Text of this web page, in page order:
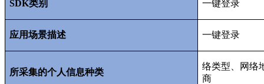
SDK类别 一键登录
应用场景描述 一键登录
所采集的个人信息种类
络类型、网络
商